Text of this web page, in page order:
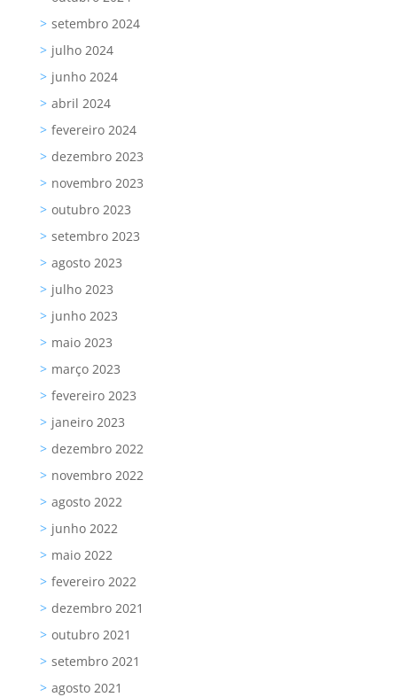
setembro 2024
julho 2024
junho 2024
abril 2024
fevereiro 2024
dezembro 2023
novembro 2023
outubro 2023
setembro 2023
agosto 2023
julho 2023
junho 2023
maio 2023
março 2023
fevereiro 2023
janeiro 2023
dezembro 2022
novembro 2022
agosto 2022
junho 2022
maio 2022
fevereiro 2022
dezembro 2021
outubro 2021
setembro 2021
agosto 2021